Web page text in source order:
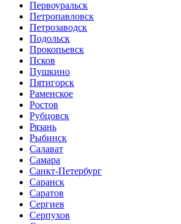
Первоуральск
Петропавловск
Петрозаводск
Подольск
Прокопьевск
Псков
Пушкино
Пятигорск
Раменское
Ростов
Рубцовск
Рязань
Рыбинск
Салават
Самара
Санкт-Петербург
Саранск
Саратов
Сергиев
Серпухов